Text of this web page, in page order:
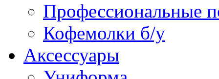
Профессиональные
Кофемолки б/у
Аксессуары